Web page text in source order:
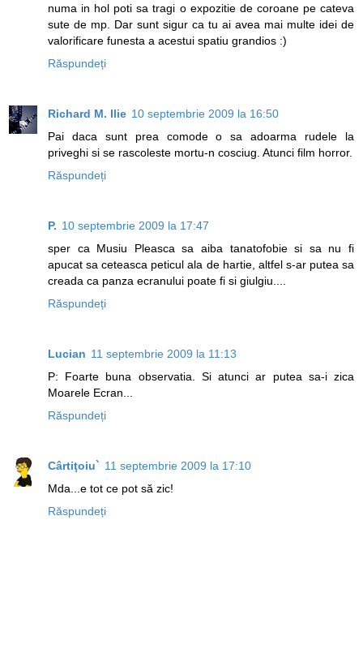
numa in hol poti sa tragi o expozitie de coroane pe cateva
sute de mp. Dar sunt sigur ca tu ai avea mai multe idei de
valorificare funesta a acestui spatiu grandios :)
Răspundeți
Richard M. Ilie 10 septembrie 2009 la 16:50
Pai daca sunt prea comode o sa adoarma rudele la
priveghi si se rascoleste mortu-n cosciug. Atunci film horror.
Răspundeți
P. 10 septembrie 2009 la 17:47
sper ca Musiu Pleasca sa aiba tanatofobie si sa nu fi
apucat sa ceteasca peticul ala de hartie, altfel s-ar putea sa
creada ca panza ecranului poate fi si giulgiu....
Răspundeți
Lucian 11 septembrie 2009 la 11:13
P: Foarte buna observatia. Si atunci ar putea sa-i zica
Moarele Ecran...
Răspundeți
Cârtiţoiu` 11 septembrie 2009 la 17:10
Mda...e tot ce pot să zic!
Răspundeți